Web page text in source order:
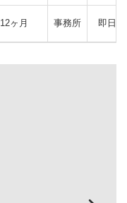
12ヶ月 事務所 即日